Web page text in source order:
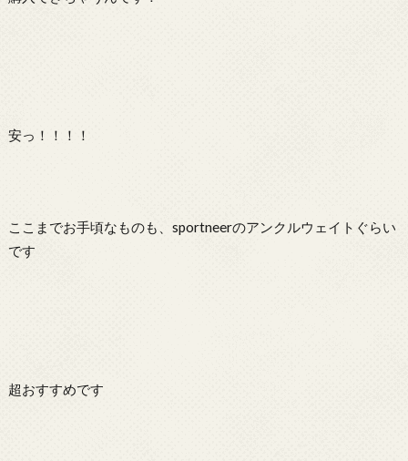
安っ！！！！
ここまでお手頃なものも、sportneerのアンクルウェイトぐらい
です
超おすすめです